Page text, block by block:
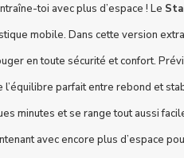
toi avec plus d’espace ! Le
mobile. Dans cette version
en toute sécurité et confort.
parfait entre rebond et
minutes et se range tout aussi
avec encore plus d’espace